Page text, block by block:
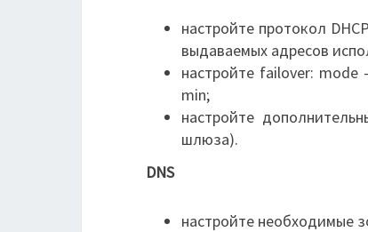
настройте протокол
выдаваемых адресов
настройте failover: mode
min;
настройте
шлюза).
DNS
настройте необходимые